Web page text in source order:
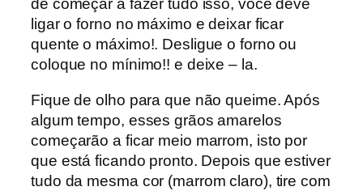
de começar a fazer tudo isso, você deve
ligar o forno no máximo e deixar ficar
quente o máximo!. Desligue o forno ou
coloque no mínimo!! e deixe – la.
Fique de olho para que não queime. Após
algum tempo, esses grãos amarelos
começarão a ficar meio marrom, isto por
que está ficando pronto. Depois que estiver
tudo da mesma cor (marrom claro), tire com